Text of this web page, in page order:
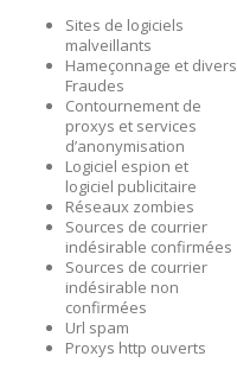
Sites de logiciels
malveillants
Hameçonnage et divers
Fraudes
Contournement de
proxys et services
d’anonymisation
Logiciel espion et
logiciel publicitaire
Réseaux zombies
Sources de courrier
indésirable confirmées
Sources de courrier
indésirable non
confirmées
Url spam
Proxys http ouverts